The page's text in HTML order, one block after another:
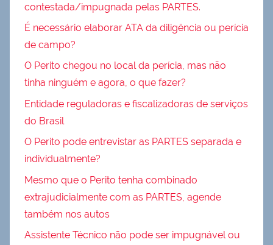
contestada/impugnada pelas PARTES.
É necessário elaborar ATA da diligência ou perícia
de campo?
O Perito chegou no local da perícia, mas não
tinha ninguém e agora, o que fazer?
Entidade reguladoras e fiscalizadoras de serviços
do Brasil
O Perito pode entrevistar as PARTES separada e
individualmente?
Mesmo que o Perito tenha combinado
extrajudicialmente com as PARTES, agende
também nos autos
Assistente Técnico não pode ser impugnável ou